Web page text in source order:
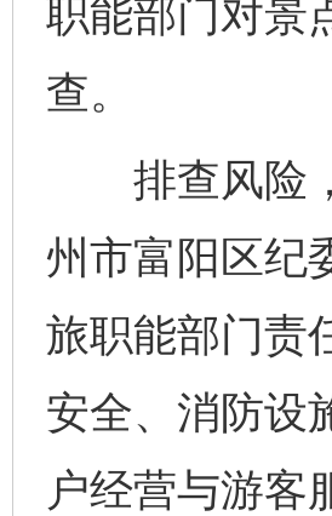
职能部门对景
查。
排查风险，
州市富阳区纪
旅职能部门责
安全、消防设
户经营与游客